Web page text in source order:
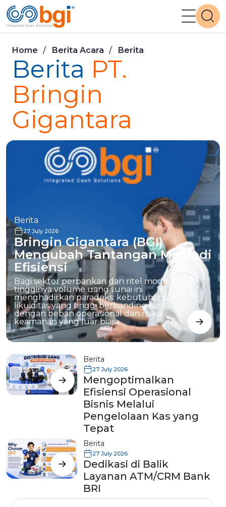
Home Berita Acara Berita
Berita PT.
Bringin
Gigantara
Berita
27 July 2026
Bringin Gigantara (BGI)
Mengubah Tantangan Menjadi
Efisiensi
Bagi sektor perbankan dan ritel modern,
tingginya volume uang tunai ini
menghadirkan paradoks: kebutuhan
likuiditas yang tinggi berbanding lurus
dengan beban operasional dan risiko
keamanan yang luar biasa.
Berita
27 July 2026
Mengoptimalkan
Efisiensi Operasional
Bisnis Melalui
Pengelolaan Kas yang
Tepat
Berita
27 July 2026
Dedikasi di Balik
Layanan ATM/CRM Bank
BRI